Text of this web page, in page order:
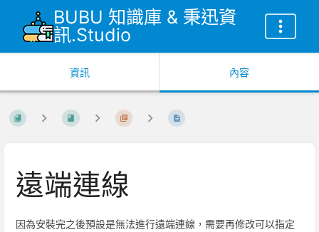
BUBU 知識庫 & 秉迅資
訊.Studio
資訊 內容
遠端連線
因為安裝完之後預設是無法進行遠端連線，需要再修改可以指定